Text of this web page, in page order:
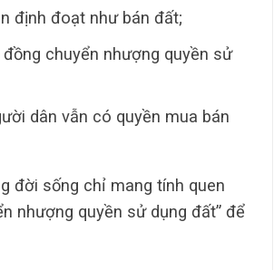
định đoạt như bán đất;
chuyển nhượng quyền sử
dân vẫn có quyền mua bán
đời sống chỉ mang tính quen
nhượng quyền sử dụng đất” để